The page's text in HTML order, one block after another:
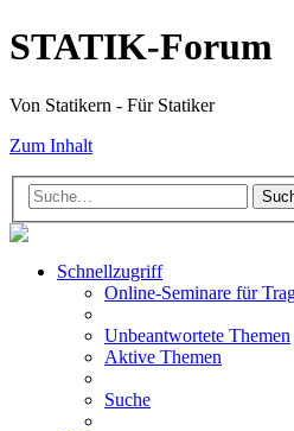
STATIK-Forum
Von Statikern - Für Statiker
Zum Inhalt
Schnellzugriff
Online-Seminare für
Unbeantwortete Themen
Aktive Themen
Suche